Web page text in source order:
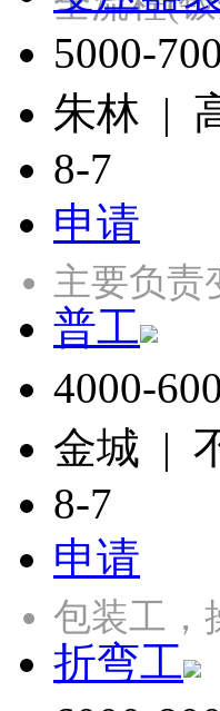
5000-
朱林 |
8-7
申请
主要负
普工
4000-
金城 |
8-7
申请
包装工
折弯工